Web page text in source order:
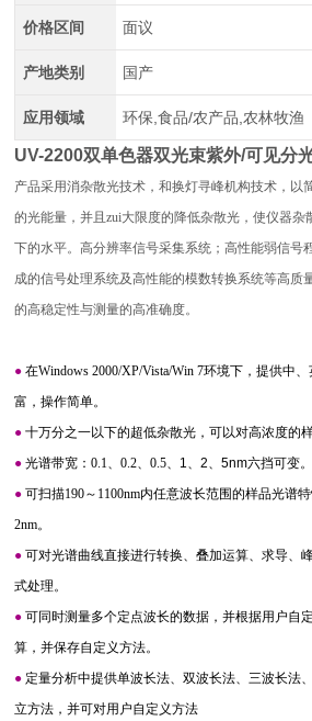
价格区间 面议
产地类别 国产
应用领域 环保,食品/农产品,农林牧渔
UV-2200双单色器双光束紫外/可见分
产品采用消杂散光技术，和换灯寻峰机构技术，以
的光能量，并且zui大限度的降低杂散光，使仪器杂
下的水平。高分辨率信号采集系统；高性能弱信号
成的信号处理系统及高性能的模数转换系统等高质
的高稳定性与测量的高准确度。
●在Windows 2000/XP/Vista/Win 7环境下，提供中
富，操作简单。
● 十万分之一以下的超低杂散光，可以对高浓度的
●光谱带宽：0.1、0.2、0.5、 1、2、5nm六挡可变。
●可扫描190～1100nm内任意波长范围的样品光谱
2nm。
●可对光谱曲线直接进行转换、叠加运算、求导、
式处理。
●可同时测量多个定点波长的数据，并根据用户自
算，并保存自定义方法。
● 定量分析中提供单波长法、双波长法、三波长法
立方法，并可对用户自定义方法